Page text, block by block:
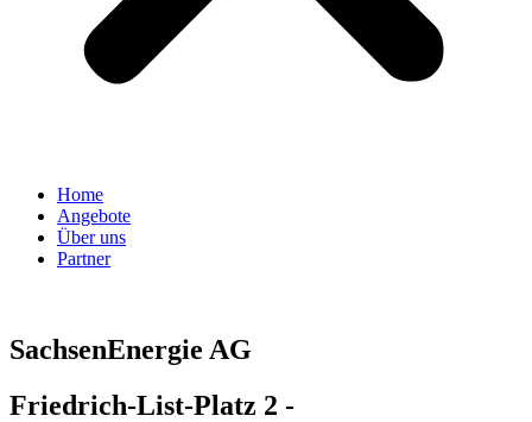
Home
Angebote
Über uns
Partner
SachsenEnergie AG
Friedrich-List-Platz 2 -